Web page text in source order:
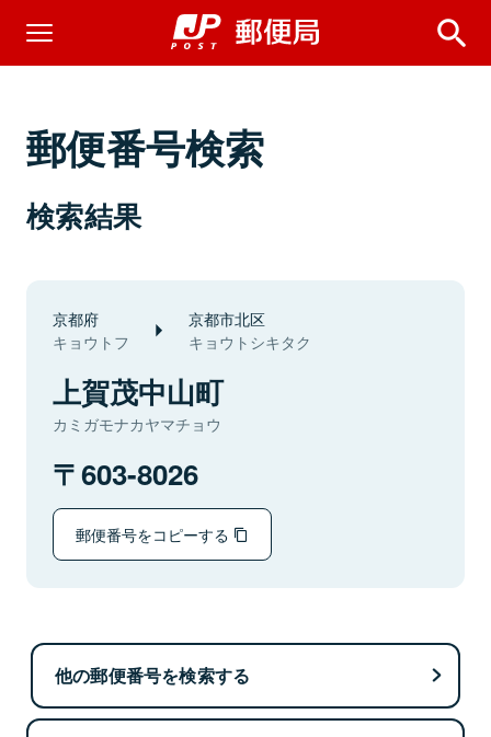
郵便番号検索
検索結果
京都府
キョウトフ
京都市北区
キョウトシキタク
上賀茂中山町
カミガモナカヤマチョウ
603-8026
郵便番号をコピーする
他の郵便番号を検索する